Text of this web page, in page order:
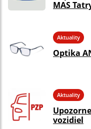
MAS
Aktuality
Optika
Aktuality
vozidiel